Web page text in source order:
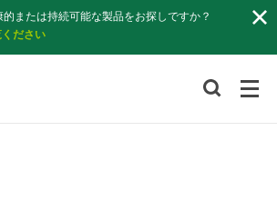
または持続可能な製品をお探しですか？
ださい